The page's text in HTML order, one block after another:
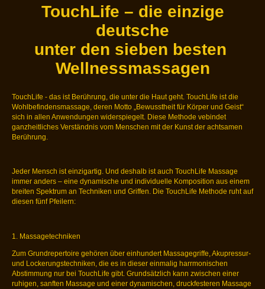
TouchLife – die einzige
deutsche
unter den sieben besten
Wellnessmassagen
TouchLife - das ist Berührung, die unter die Haut geht. TouchLife ist die
Wohlbefindensmassage, deren Motto „Bewusstheit für Körper und Geist“
sich in allen Anwendungen widerspiegelt. Diese Methode vebindet
ganzheitliches Verständnis vom Menschen mit der Kunst der achtsamen
Berührung.
Jeder Mensch ist einzigartig. Und deshalb ist auch TouchLife Massage
immer anders – eine dynamische und individuelle Komposition aus einem
breiten Spektrum an Techniken und Griffen. Die TouchLife Methode ruht auf
diesen fünf Pfeilern:
1. Massagetechniken
Zum Grundrepertoire gehören über einhundert Massagegriffe, Akupressur-
und Lockerungstechniken, die es in dieser einmalig harrmonischen
Abstimmung nur bei TouchLife gibt. Grundsätzlich kann zwischen einer
ruhigen, sanften Massage und einer dynamischen, druckfesteren Massage